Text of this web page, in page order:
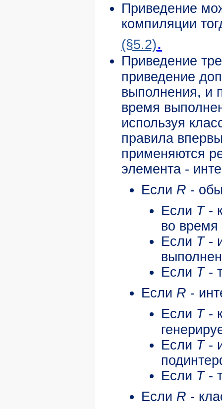
Приведение
компиляции
(§5.2).
Приведение
приведение
выполнения, и
время
используя
правила
применяются
элемента -
Если R -
Если T-
во время
Если T-
Если T-
Если R -
Если T-
Если T-
Если T-
Если R -